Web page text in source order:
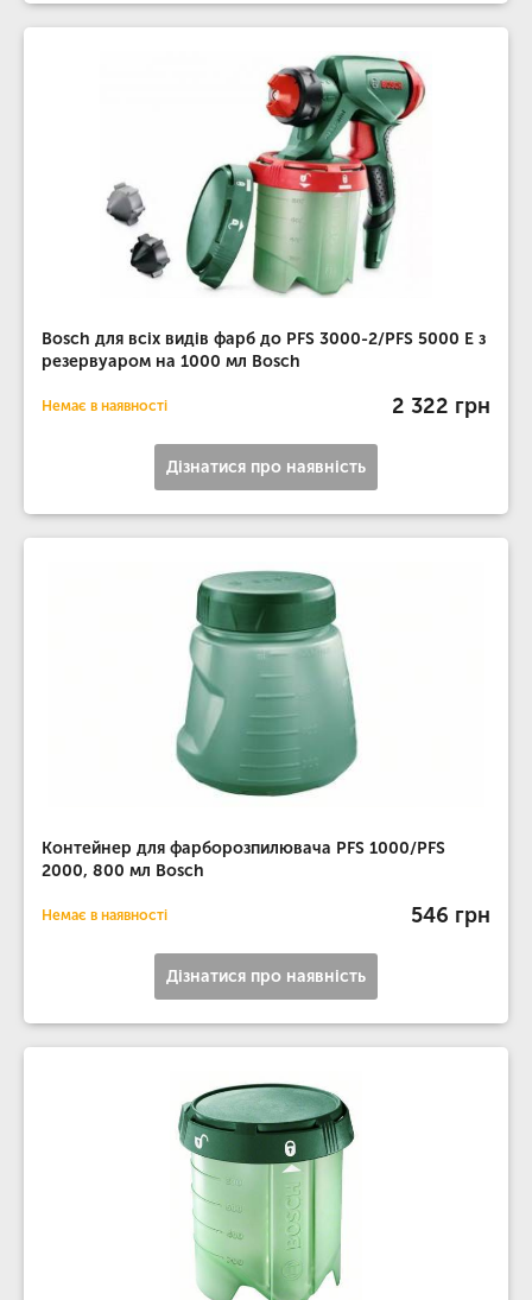
Bosch для всiх видiв фарб до PFS 3000-2/PFS 5000 E з
резервуаром на 1000 мл Bosch
Немає в наявності 2 322 грн
Дізнатися про наявність
Контейнер для фарборозпилювача PFS 1000/PFS
2000, 800 мл Bosch
Немає в наявності 546 грн
Дізнатися про наявність